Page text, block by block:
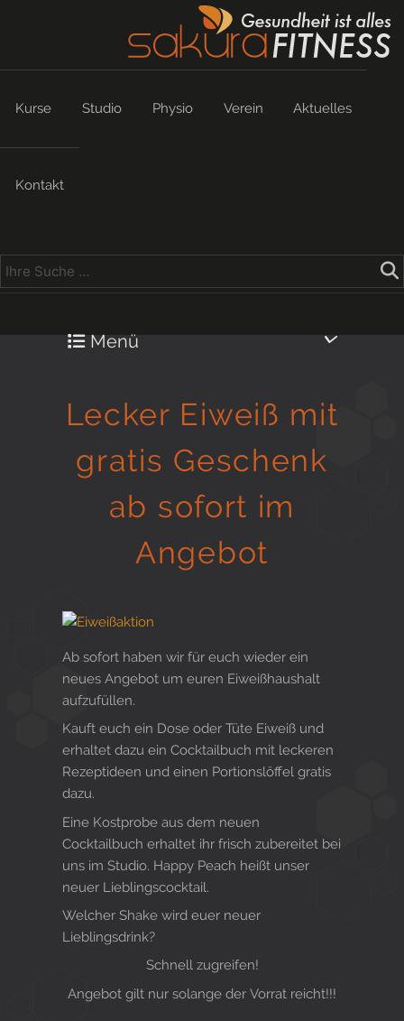
Kurse Studio Physio Verein Aktuelles
Kontakt
Menü
Gesund in Form
Sauna- und Freizeitcenter
Lecker Eiweiß mit
gratis Geschenk
ab sofort im
Angebot
Ab sofort haben wir für euch wieder ein
neues Angebot um euren Eiweißhaushalt
aufzufüllen.
Kauft euch ein Dose oder Tüte Eiweiß und
erhaltet dazu ein Cocktailbuch mit leckeren
Rezeptideen und einen Portionslöffel gratis
dazu.
Eine Kostprobe aus dem neuen
Cocktailbuch erhaltet ihr frisch zubereitet bei
uns im Studio. Happy Peach heißt unser
neuer Lieblingscocktail.
Welcher Shake wird euer neuer
Lieblingsdrink?
Schnell zugreifen!
Angebot gilt nur solange der Vorrat reicht!!!